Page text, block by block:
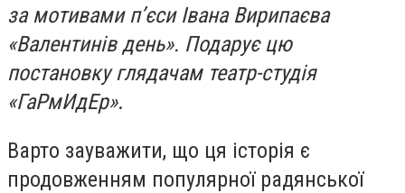
за мотивами п’єси Івана Вирипаєва
«Валентинів день». Подарує цю
постановку глядачам театр-студія
«ГаРмИдЕр».
Варто зауважити, що ця історія є
продовженням популярної радянської